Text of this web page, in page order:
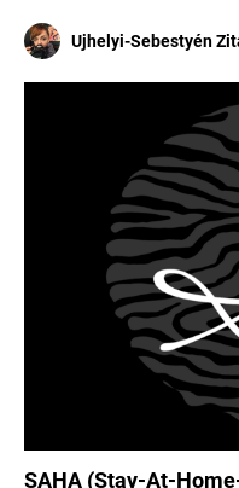
Ujhelyi-Sebestyén
SAHA (Stay-At-